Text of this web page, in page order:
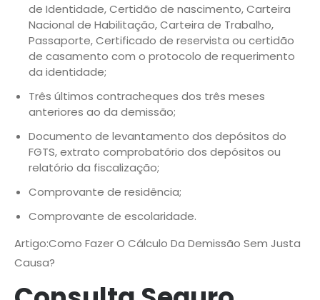
de Identidade, Certidão de nascimento, Carteira
Nacional de Habilitação, Carteira de Trabalho,
Passaporte, Certificado de reservista ou certidão
de casamento com o protocolo de requerimento
da identidade;
Três últimos contracheques dos três meses
anteriores ao da demissão;
Documento de levantamento dos depósitos do
FGTS, extrato comprobatório dos depósitos ou
relatório da fiscalização;
Comprovante de residência;
Comprovante de escolaridade.
Artigo:Como Fazer O Cálculo Da Demissão Sem Justa
Causa?